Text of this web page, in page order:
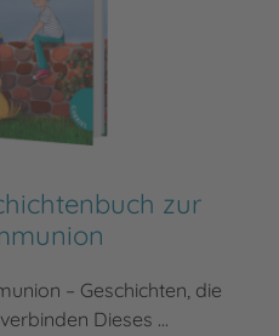
zur
– Geschichten, die
Dieses ...